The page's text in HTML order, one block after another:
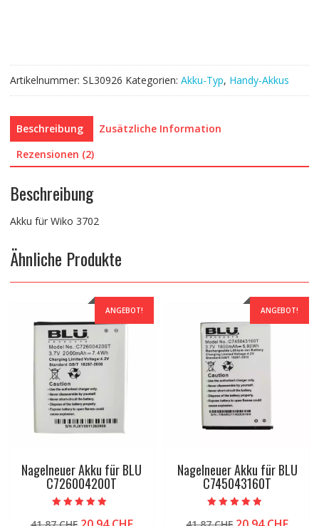
Artikelnummer: SL30926 Kategorien: Akku-Typ, Handy-Akkus
Beschreibung
Zusätzliche Information
Rezensionen (2)
Beschreibung
Akku für Wiko 3702
Ähnliche Produkte
ANGEBOT!
Nagelneuer Akku für BLU
C726004200T
5.00
ANGEBOT!
Nagelneuer Akku für BLU
C745043160T
4.50